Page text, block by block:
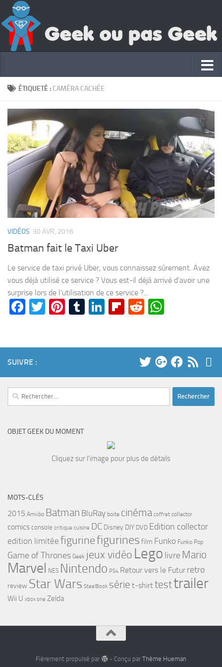
ÉTIQUETÉ : CAMÉRA CACHÉE
VIDÉOS 30 AVR, 2016
Batman fait le Taxi Uber
Le service de taxi privé Uber, vous connaissez sûrement. Avez
vous déjà utilisé ce service ? Vous est-il déjà arrivé d’avoir une
surprise lors de l’utilisation de ce service ?...
Facebook
Twitter
Pinterest
Tumblr
LinkedIn
Flipboard
Reddit
SUIVRE :
Rechercher :
OBJET GEEK DU MOMENT
Cliquez sur l'image pour plus de détails
MOTS-CLÉS
2015 Amiibo Batman BluRay boite cinéma coffret collector
comics console critique cuisine DC Disney DIY DVD Edition collector
edition limitée figurinefigurines film Funko Funko Pop
Game of Thrones Geek jeux vidéo Lego livre Mario
Marvel NES Nintendo PS4 Retour vers le Futur retro
review Star Wars SteelBook série t-shirttesttrailer
Wii U xbox one Zelda
Fièrement propulsé par - Conçu par Thème Hueman